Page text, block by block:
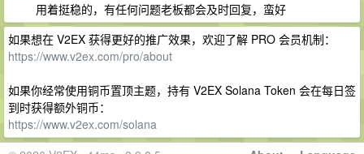
用着挺稳的，有任何问题老板都会及时回复，蛮好
如果想在 V2EX 获得更好的推广效果，欢迎了解 PRO 会员机制：
https://www.v2ex.com/pro/about
如果你经常使用铜币置顶主题，持有 V2EX Solana Token 会在每日签
到时获得额外铜币：
https://www.v2ex.com/solana